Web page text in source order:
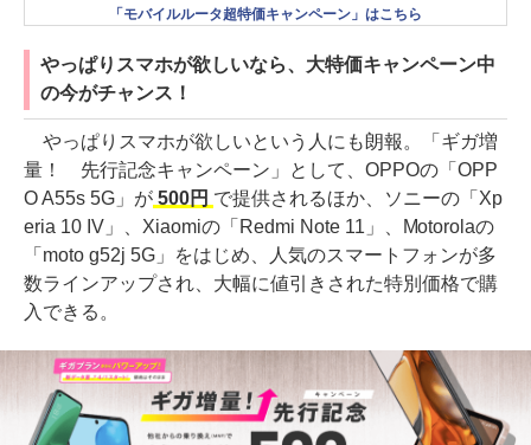
「モバイルルータ超特価キャンペーン」はこちら
やっぱりスマホが欲しいなら、大特価キャンペーン中
の今がチャンス！
やっぱりスマホが欲しいという人にも朗報。「ギガ増
量！ 先行記念キャンペーン」として、OPPOの「OPP
O A55s 5G」が500円 で提供されるほか、ソニーの「Xp
eria 10 IV」、Xiaomiの「Redmi Note 11」、Motorolaの
「moto g52j 5G」をはじめ、人気のスマートフォンが多
数ラインアップされ、大幅に値引きされた特別価格で購
入できる。